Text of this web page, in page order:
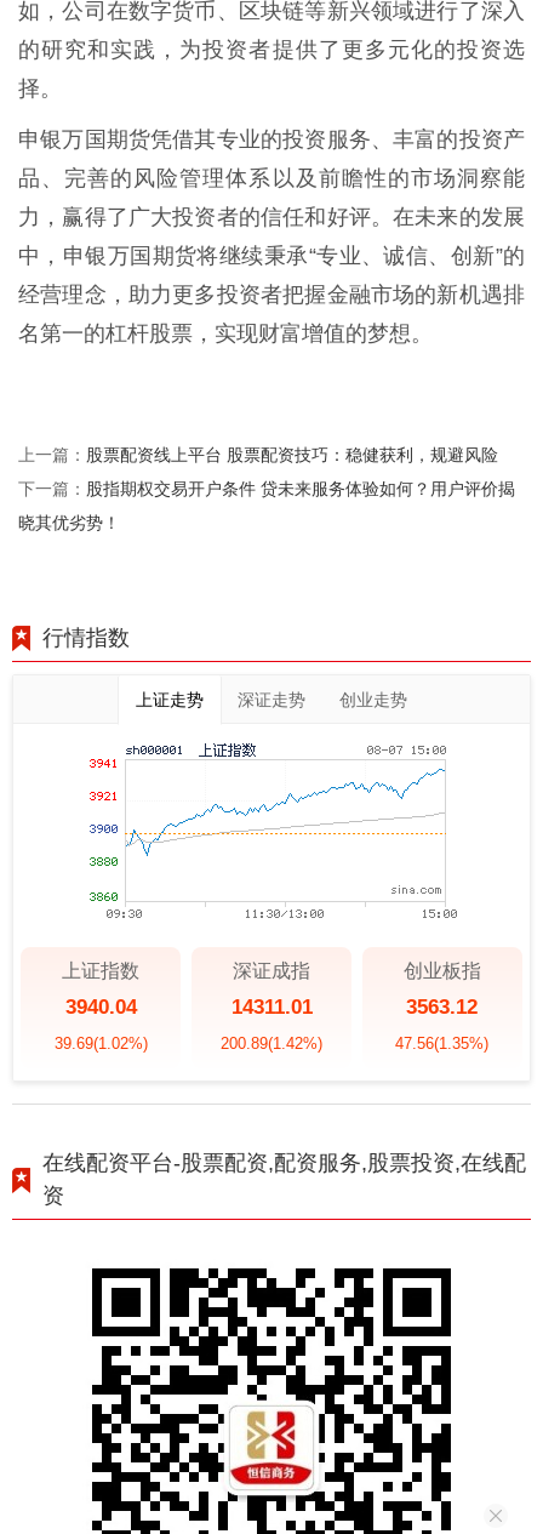
如，公司在数字货币、区块链等新兴领域进行了深入
的研究和实践，为投资者提供了更多元化的投资选
择。
申银万国期货凭借其专业的投资服务、丰富的投资产
品、完善的风险管理体系以及前瞻性的市场洞察能
力，赢得了广大投资者的信任和好评。在未来的发展
中，申银万国期货将继续秉承“专业、诚信、创新”的
经营理念，助力更多投资者把握金融市场的新机遇排
名第一的杠杆股票，实现财富增值的梦想。
上一篇： 股票配资线上平台 股票配资技巧：稳健获利，规避风险
下一篇： 股指期权交易开户条件 贷未来服务体验如何？用户评价揭
晓其优劣势！
行情指数
上证走势 深证走势 创业走势
上证指数
3940.04
39.69(1.02%)
深证成指
14311.01
200.89(1.42%)
创业板指
3563.12
47.56(1.35%)
在线配资平台-股票配资,配资服务,股票投资,在线配
资